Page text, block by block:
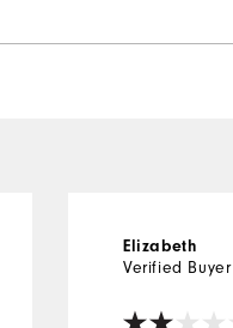
Elizabeth
Verified Buyer